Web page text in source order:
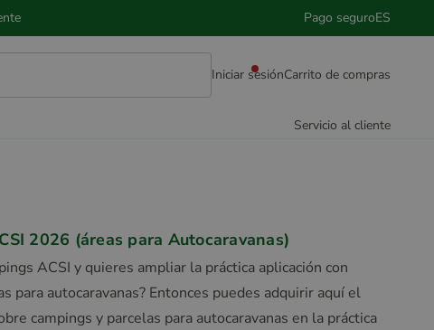
Pago seguroES
Iniciar sesiónCarrito de compras
Servicio al cliente
2026 (áreas para Autocaravanas)
ACSI y quieres ampliar la práctica aplicación con
para autocaravanas? Entonces puedes adquirir aquí el
campings y parcelas para autocaravanas en la práctica